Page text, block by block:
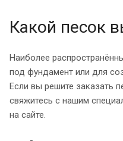
Какой песок
Наиболее
под фундамент или для
Если вы решите заказать
свяжитесь с нашим
на сайте.